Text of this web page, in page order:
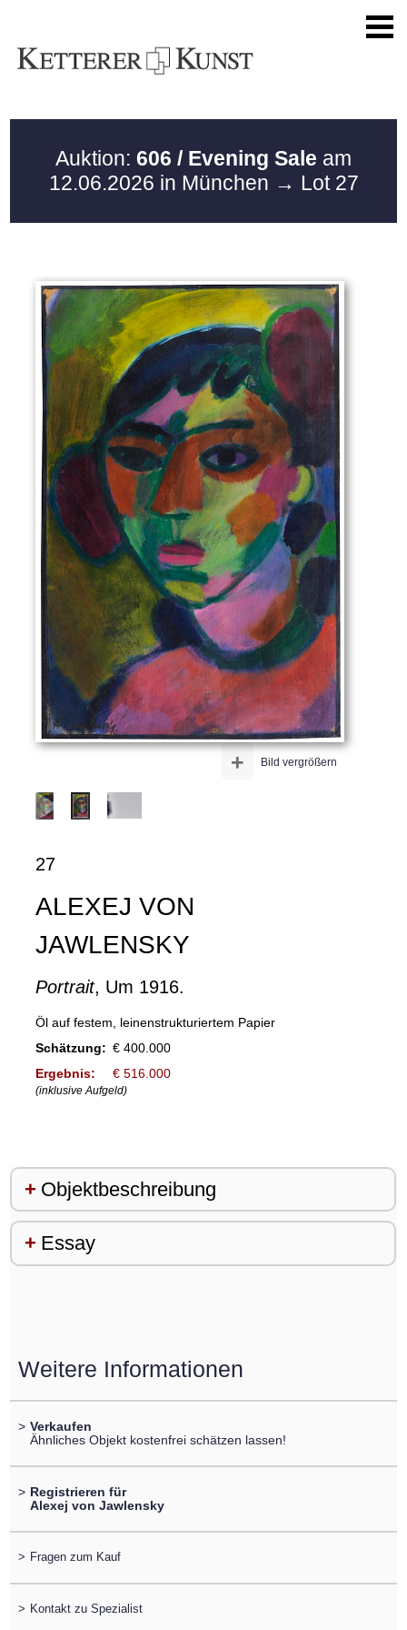
Auktion: 606 / Evening Sale am
12.06.2026 in München → Lot 27
Bild vergrößern
+
27
ALEXEJ VON
JAWLENSKY
Portrait, Um 1916.
Öl auf festem, leinenstrukturiertem Papier
Schätzung: € 400.000
Ergebnis:
€ 516.000
(inklusive Aufgeld)
Objektbeschreibung
Essay
Weitere Informationen
> Verkaufen
Ähnliches Objekt kostenfrei schätzen lassen!
> Registrieren für
Alexej von Jawlensky
> Fragen zum Kauf
> Kontakt zu Spezialist